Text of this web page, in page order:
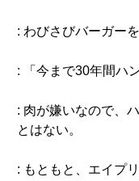
: わびさびバーガー
: 「今まで30年間ハ
: 肉が嫌いなので、
とはない。
: もともと、エイプ